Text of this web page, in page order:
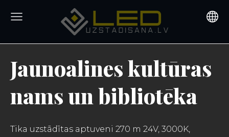
Jaunoalines kultūras
nams un bibliotēka
Tika uzstādītas aptuveni 270 m 24V, 3000K,